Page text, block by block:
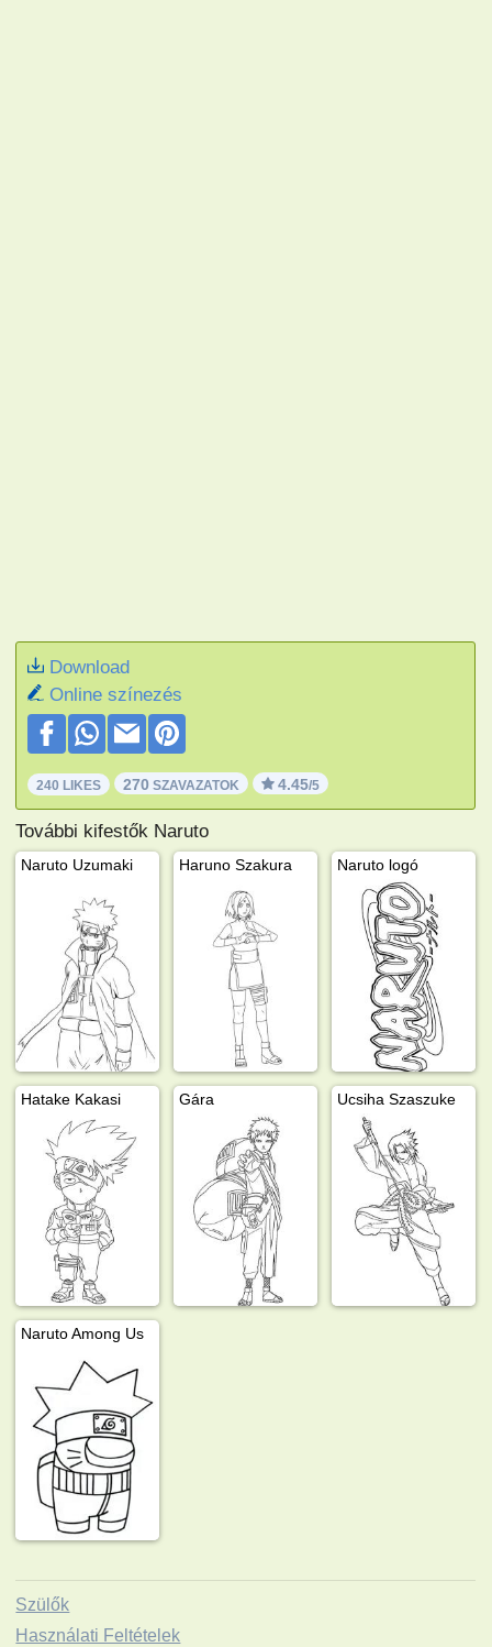
Download
Online színezés
240 LIKES 270 SZAVAZATOK 4.45/5
További kifestők Naruto
Naruto Uzumaki Haruno Szakura Naruto logó
Hatake Kakasi Gára Ucsiha Szaszuke
Naruto Among Us
Szülők
Használati Feltételek